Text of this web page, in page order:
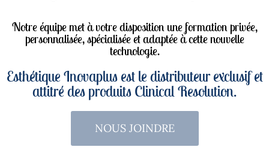
Notre équipe met à votre disposition une formation privée,
personnalisée, spécialisée et adaptée à cette nouvelle
technologie.
Esthétique Inovaplus est le distributeur exclusif et
attitré des produits Clinical Resolution.
NOUS JOINDRE